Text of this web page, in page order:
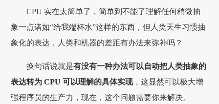
CPU 实在太简单了，简单到不能了理解任何稍微抽
象一点诸如“给我端杯水”这样的东西，但人类天生习惯抽
象化的表达，人类和机器的差距有办法来弥补吗？
换句话说就是有没有一种办法可以自动把人类抽象的
表达转为 CPU 可以理解的具体实现，这显然可以极大增
强程序员的生产力，现在，这个问题需要你来解决。